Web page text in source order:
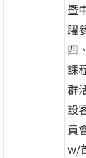
暨
躍
四
課
群
設
員
w/